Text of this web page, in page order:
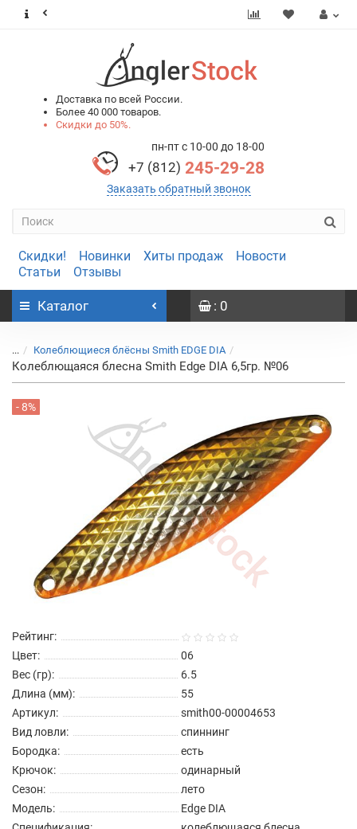
Доставка по всей России.
Более 40 000 товаров.
Скидки до 50%.
пн-пт с 10-00 до 18-00
+7 (812) 245-29-28
Заказать обратный звонок
Скидки! Новинки Хиты продаж
Новости
Статьи
Отзывы
Каталог : 0
... Колеблющиеся блёсны Smith EDGE DIA
Колеблющаяся блесна Smith Edge DIA 6,5гр. №06
- 8%
Рейтинг:
Цвет:
06
Вес (гр):
6.5
Длина (мм):
55
Артикул:
smith00-00004653
Вид ловли:
спиннинг
Бородка:
есть
Крючок:
одинарный
Сезон:
лето
Модель:
Edge DIA